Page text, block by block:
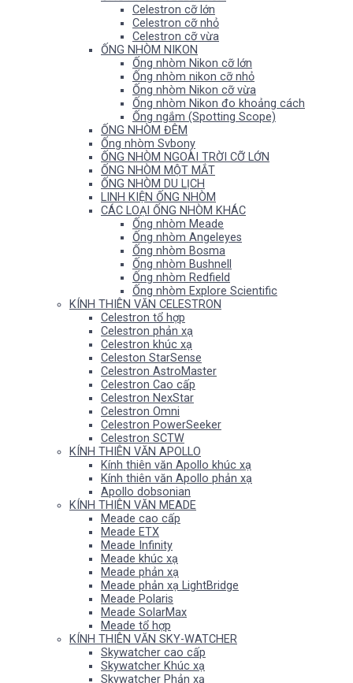
Celestron cỡ lớn
Celestron cỡ nhỏ
Celestron cỡ vừa
ỐNG NHÒM NIKON
Ống nhòm Nikon cỡ lớn
Ống nhòm nikon cỡ nhỏ
Ống nhòm Nikon cỡ vừa
Ống nhòm Nikon đo khoảng cách
Ống ngắm (Spotting Scope)
ỐNG NHÒM ĐÊM
Ống nhòm Svbony
ỐNG NHÒM NGOÀI TRỜI CỠ LỚN
ỐNG NHÒM MỘT MẮT
ỐNG NHÒM DU LỊCH
LINH KIỆN ỐNG NHÒM
CÁC LOẠI ỐNG NHÒM KHÁC
Ống nhòm Meade
Ống nhòm Angeleyes
Ống nhòm Bosma
Ống nhòm Bushnell
Ống nhòm Redfield
Ống nhòm Explore Scientific
KÍNH THIÊN VĂN CELESTRON
Celestron tổ hợp
Celestron phản xạ
Celestron khúc xạ
Celeston StarSense
Celestron AstroMaster
Celestron Cao cấp
Celestron NexStar
Celestron Omni
Celestron PowerSeeker
Celestron SCTW
KÍNH THIÊN VĂN APOLLO
Kính thiên văn Apollo khúc xạ
Kính thiên văn Apollo phản xạ
Apollo dobsonian
KÍNH THIÊN VĂN MEADE
Meade cao cấp
Meade ETX
Meade Infinity
Meade khúc xạ
Meade phản xạ
Meade phản xạ LightBridge
Meade Polaris
Meade SolarMax
Meade tổ hợp
KÍNH THIÊN VĂN SKY-WATCHER
Skywatcher cao cấp
Skywatcher Khúc xạ
Skywatcher Phản xạ